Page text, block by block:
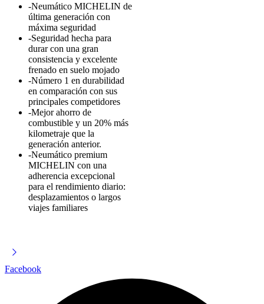
-Neumático MICHELIN de
última generación con
máxima seguridad
-Seguridad hecha para
durar con una gran
consistencia y excelente
frenado en suelo mojado
-Número 1 en durabilidad
en comparación con sus
principales competidores
-Mejor ahorro de
combustible y un 20% más
kilometraje que la
generación anterior.
-Neumático premium
MICHELIN con una
adherencia excepcional
para el rendimiento diario:
desplazamientos o largos
viajes familiares
Facebook